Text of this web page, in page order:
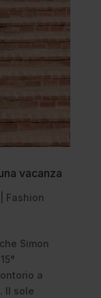
vacanza
Fashion
Simon
a
Il sole